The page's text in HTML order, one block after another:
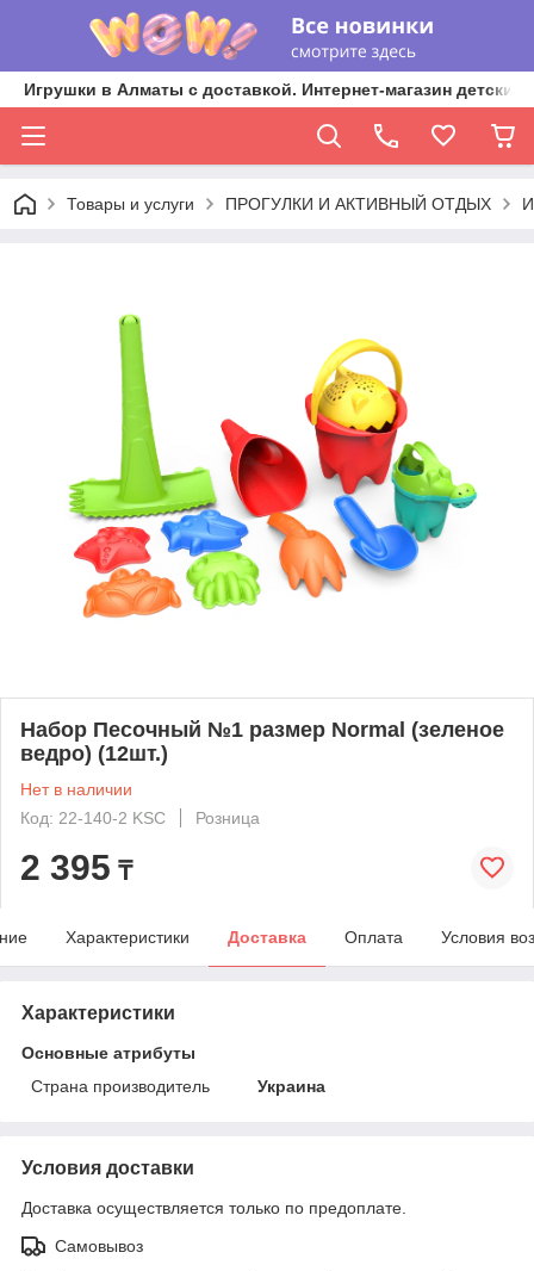
Игрушки в Алматы с доставкой. Интернет-магазин
Товары и услуги ПРОГУЛКИ И АКТИВНЫЙ ОТДЫХ
Набор Песочный №1 размер Normal (зеленое
ведро) (12шт.)
Нет в наличии
Код: 22-140-2 KSC
Розница
2 395 ₸
Характеристики Доставка Оплата Условия
Характеристики
Основные атрибуты
Страна производитель
Украина
Условия доставки
Доставка осуществляется только по предоплате.
Самовывоз